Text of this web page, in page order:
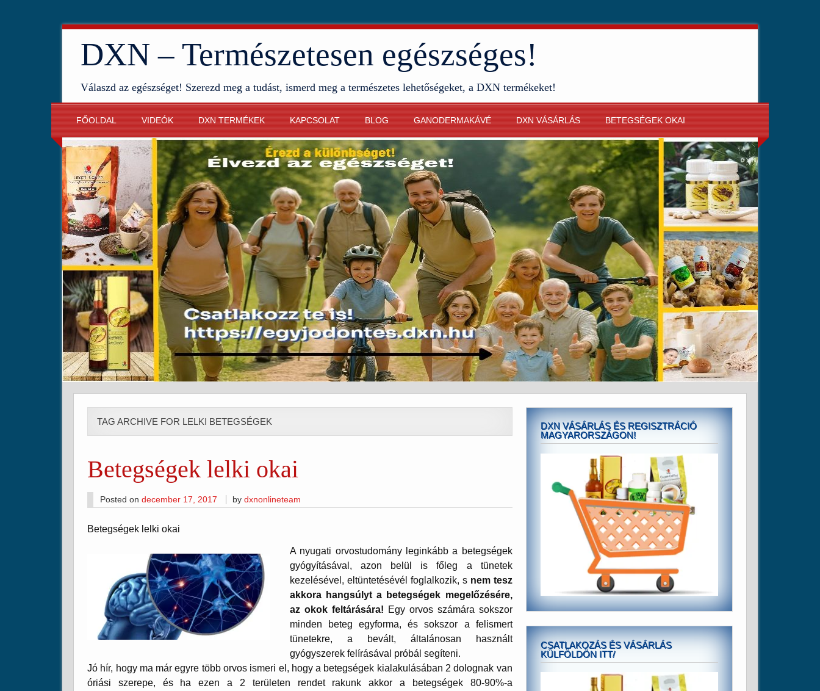
DXN – Természetesen egészséges!
Válaszd az egészséget! Szerezd meg a tudást, ismerd meg a természetes lehetőségeket, a DXN termékeket!
FŐOLDAL VIDEÓK DXN TERMÉKEK KAPCSOLAT BLOG GANODERMAKÁVÉ DXN VÁSÁRLÁS BETEGSÉGEK OKAI
TAG ARCHIVE FOR LELKI BETEGSÉGEK
Betegségek lelki okai
Posted on december 17, 2017 bydxnonlineteam
Betegségek lelki okai
A nyugati orvostudomány leginkább a betegségek
gyógyításával, azon belül is főleg a tünetek
kezelésével, eltüntetésévél foglalkozik, s nem tesz
akkora hangsúlyt a betegségek megelőzésére,
az okok feltárására! Egy orvos számára sokszor
minden beteg egyforma, és sokszor a felismert
tünetekre, a bevált, általánosan használt
gyógyszerek felírásával próbál segíteni.
Jó hír, hogy ma már egyre több orvos ismeri el, hogy a betegségek kialakulásában 2 dolognak van
óriási szerepe, és ha ezen a 2 területen rendet rakunk akkor a betegségek 80-90%-a
DXN VÁSÁRLÁS ÉS REGISZTRÁCIÓ
MAGYARORSZÁGON!
CSATLAKOZÁS ÉS VÁSÁRLÁS
KÜLFÖLDÖN ITT/